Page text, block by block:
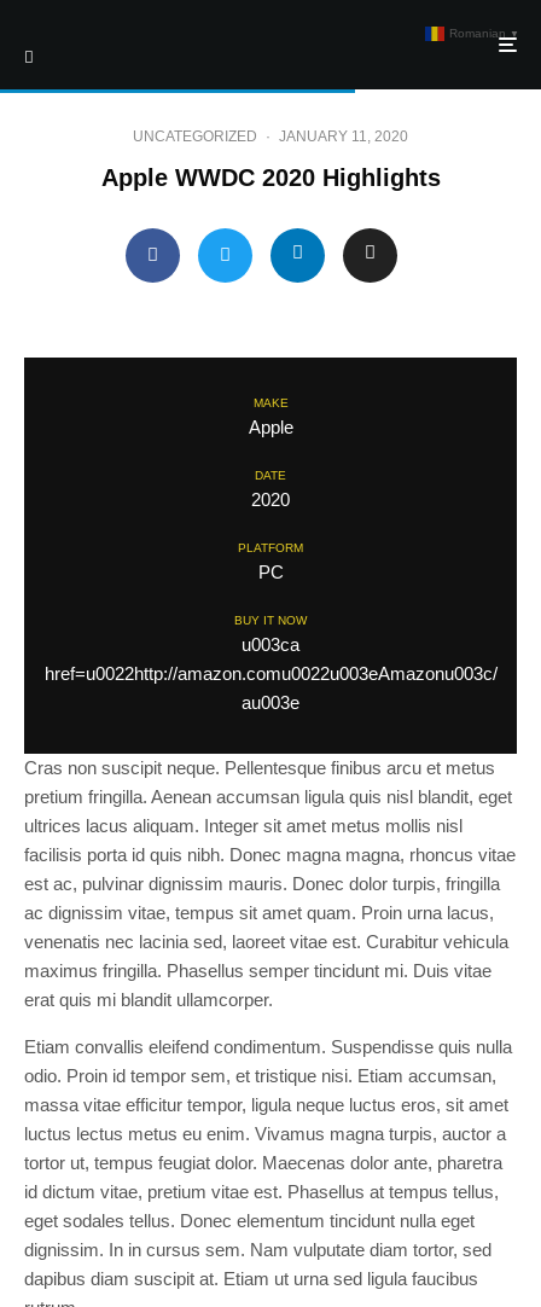
UNCATEGORIZED · JANUARY 11, 2020
Apple WWDC 2020 Highlights
MAKE
Apple
DATE
2020
PLATFORM
PC
BUY IT NOW
u003ca
href=u0022http://amazon.comu0022u003eAmazonu003c/
au003e
Cras non suscipit neque. Pellentesque finibus arcu et metus
pretium fringilla. Aenean accumsan ligula quis nisl blandit, eget
ultrices lacus aliquam. Integer sit amet metus mollis nisl
facilisis porta id quis nibh. Donec magna magna, rhoncus vitae
est ac, pulvinar dignissim mauris. Donec dolor turpis, fringilla
ac dignissim vitae, tempus sit amet quam. Proin urna lacus,
venenatis nec lacinia sed, laoreet vitae est. Curabitur vehicula
maximus fringilla. Phasellus semper tincidunt mi. Duis vitae
erat quis mi blandit ullamcorper.
Etiam convallis eleifend condimentum. Suspendisse quis nulla
odio. Proin id tempor sem, et tristique nisi. Etiam accumsan,
massa vitae efficitur tempor, ligula neque luctus eros, sit amet
luctus lectus metus eu enim. Vivamus magna turpis, auctor a
tortor ut, tempus feugiat dolor. Maecenas dolor ante, pharetra
id dictum vitae, pretium vitae est. Phasellus at tempus tellus,
eget sodales tellus. Donec elementum tincidunt nulla eget
dignissim. In in cursus sem. Nam vulputate diam tortor, sed
dapibus diam suscipit at. Etiam ut urna sed ligula faucibus
Romanian ▼